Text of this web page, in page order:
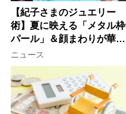
【紀子さまのジュエリー
術】夏に映える「メタル枠
パール」＆顔まわりが華や
ぐ「揺れる一粒」の使い分
け方
ニュース